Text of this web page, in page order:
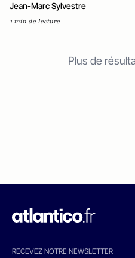
Jean-Marc Sylvestre
1 min de lecture
Plus de
RECEVEZ NOTRE NEWSLETTER